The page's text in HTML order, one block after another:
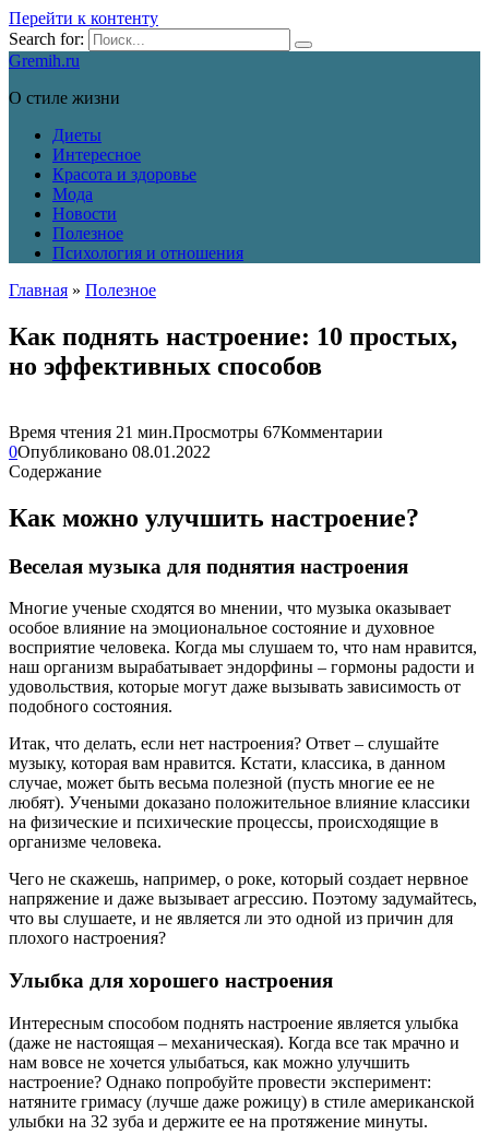
Перейти к контенту
Search for:
Gremih.ru
О стиле жизни
Диеты
Интересное
Красота и здоровье
Мода
Новости
Полезное
Психология и отношения
Главная » Полезное
Как поднять настроение: 10 простых,
но эффективных способов
Время чтения 21 мин.Просмотры 67Комментарии
0Опубликовано 08.01.2022
Содержание
Как можно улучшить настроение?
Веселая музыка для поднятия настроения
Многие ученые сходятся во мнении, что музыка оказывает
особое влияние на эмоциональное состояние и духовное
восприятие человека. Когда мы слушаем то, что нам нравится,
наш организм вырабатывает эндорфины – гормоны радости и
удовольствия, которые могут даже вызывать зависимость от
подобного состояния.
Итак, что делать, если нет настроения? Ответ – слушайте
музыку, которая вам нравится. Кстати, классика, в данном
случае, может быть весьма полезной (пусть многие ее не
любят). Учеными доказано положительное влияние классики
на физические и психические процессы, происходящие в
организме человека.
Чего не скажешь, например, о роке, который создает нервное
напряжение и даже вызывает агрессию. Поэтому задумайтесь,
что вы слушаете, и не является ли это одной из причин для
плохого настроения?
Улыбка для хорошего настроения
Интересным способом поднять настроение является улыбка
(даже не настоящая – механическая). Когда все так мрачно и
нам вовсе не хочется улыбаться, как можно улучшить
настроение? Однако попробуйте провести эксперимент:
натяните гримасу (лучше даже рожицу) в стиле американской
улыбки на 32 зуба и держите ее на протяжение минуты.